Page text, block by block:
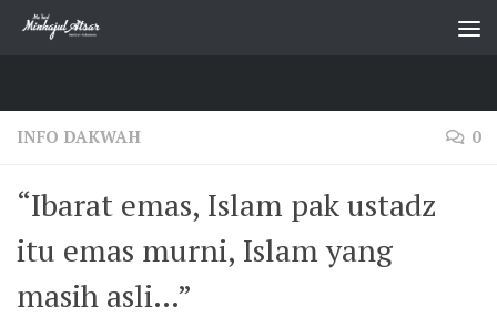
Skip to content
INFO DAKWAH 0
“Ibarat emas, Islam pak ustadz
itu emas murni, Islam yang
masih asli…”